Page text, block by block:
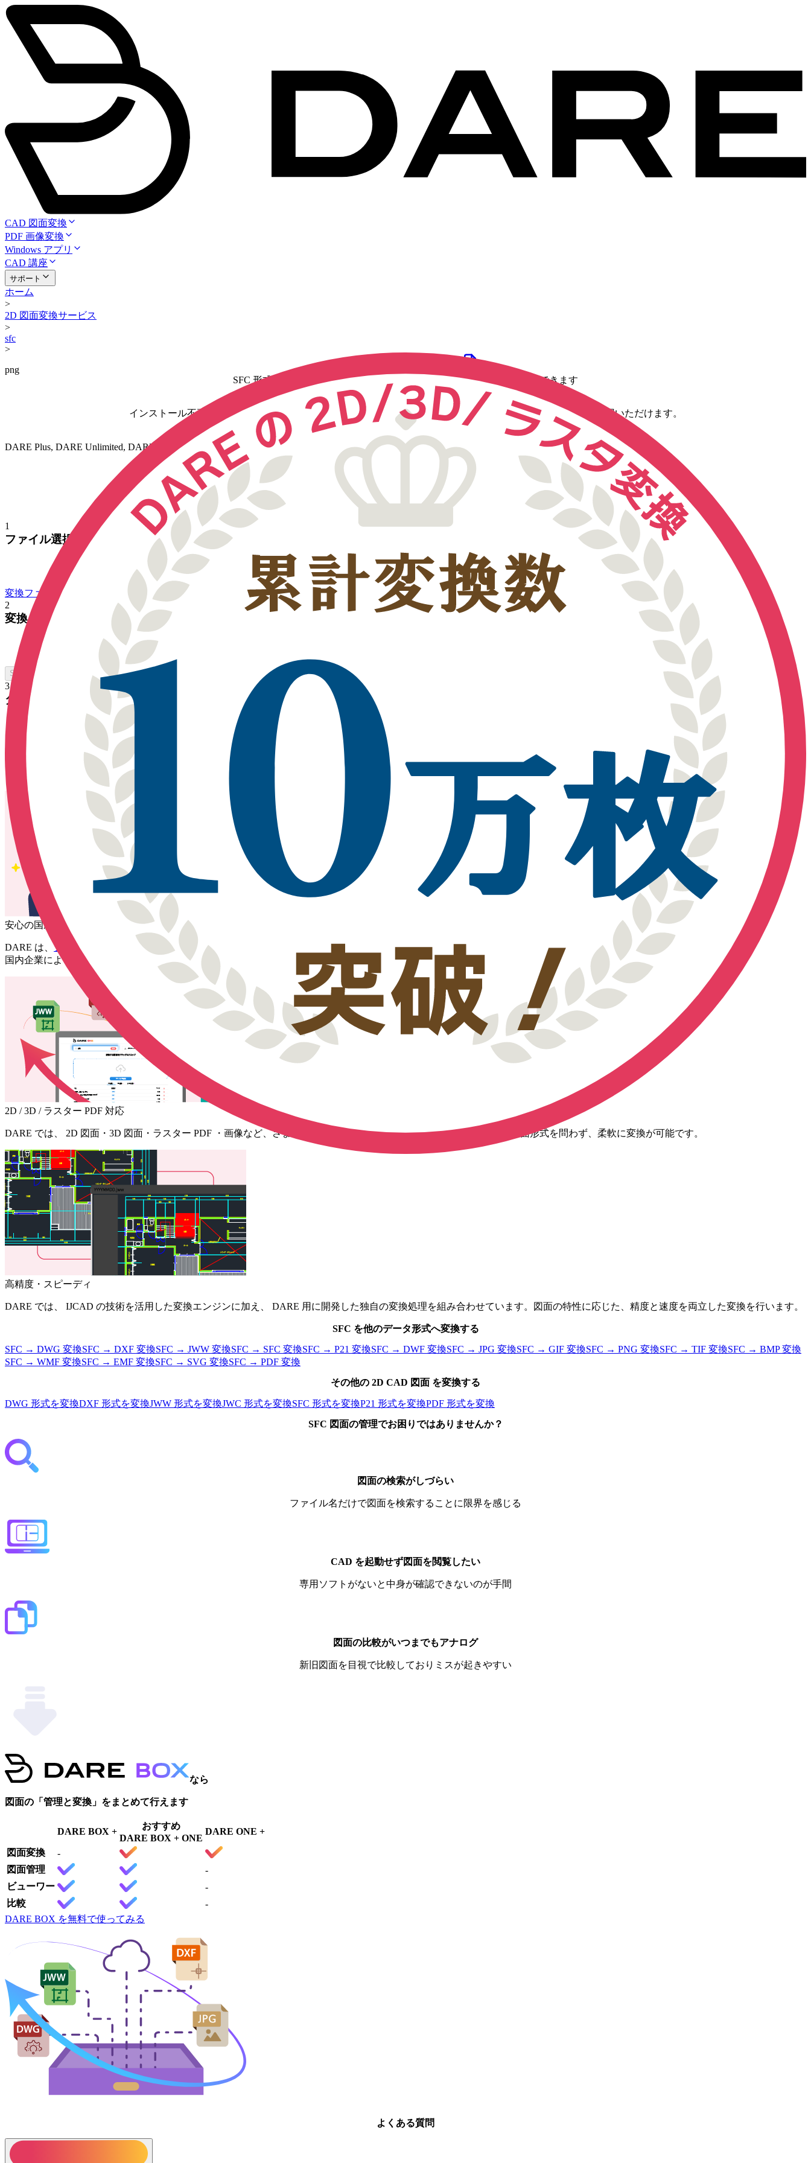
CAD 図面変換
PDF 画像変換
Windows アプリ
CAD 講座
サポート
ホーム
>
2D 図面変換サービス
>
sfc
>
png
【無料】SFC を PNG へオンラインで変換する
インストール不要。日本の CAD メーカーが開発した変換エンジンで、高精度なSFC ⇔ PNG変換を今すぐご利用いただけます。
SFC 形式を DWG, DXF, JWW, SFC などの主要フォーマット へ図面変換できます
無料版では変換回数無制限・1日1ファイルのダウンロードが可能です
CAD 図面変換・図面管理 リニューアルのお知らせ
DARE Plus, DARE Unlimited, DARE 3D Plus, DARE Scanner Plus をご契約のお客様は、 【DARE ONE】 をご選択ください。
３ステップで を変換する方法
図面変換サービス DARE で をDWG, DXF, JWW
などの主要フォーマットに変換する手順です。
ブラウザ上で変換まで完結するため、 Windows, Mac, Android, iPhone 等すべてのデバイスでご利用いただけます。
1
ファイル選択
SFC ファイルをドラッグ＆ドロップ
または選択
変換ファイルを選択
2
変換
SFC をオンラインで変換
3
ダウンロード
変換結果はビューワーで確認可能！
変換精度を確認後、ダウンロード
DARE の SFC変換の特徴
安心の国産サービス
DARE は、システムメトリックス株式会社
が 開発・運営する日本の図面変換サービスです。
国内企業による運営体制のもと、業務でも安心してご利用いただけます。
2D / 3D / ラスター PDF 対応
DARE では、 2D 図面・3D 図面・ラスター PDF ・画像など、さまざまな形式の CAD 図面に対応しています。用途や図面形式を問わず、柔軟に変換が可能です。
高精度・スピーディ
DARE では、 IJCAD の技術を活用した変換エンジンに加え、 DARE 用に開発した独自の変換処理を組み合わせています。図面の特性に応じた、精度と速度を両立した変換を行います。
SFC を他のデータ形式へ変換する
SFC → DWG 変換SFC → DXF 変換SFC → JWW 変換SFC → SFC 変換SFC → P21 変換SFC → DWF 変換SFC → JPG 変換SFC → GIF 変換SFC → PNG 変換SFC → TIF 変換SFC → BMP変換
SFC → WMF 変換SFC → EMF 変換SFC → SVG 変換SFC → PDF 変換
その他の 2D CAD 図面 を変換する
DWG 形式を変換DXF 形式を変換JWW 形式を変換JWC 形式を変換SFC 形式を変換P21 形式を変換PDF 形式を変換
SFC 図面の管理でお困りではありませんか？
図面の検索がしづらい
ファイル名だけで図面を検索することに限界を感じる
CAD を起動せず図面を閲覧したい
専用ソフトがないと中身が確認できないのが手間
図面の比較がいつまでもアナログ
新旧図面を目視で比較しておりミスが起きやすい
なら
図面の「管理と変換」をまとめて行えます
DARE BOX +
おすすめ
DARE BOX + ONE
DARE ONE +
図面変換
-
図面管理
-
ビューワー
-
比較
-
DARE BOX を無料で使ってみる
よくある質問